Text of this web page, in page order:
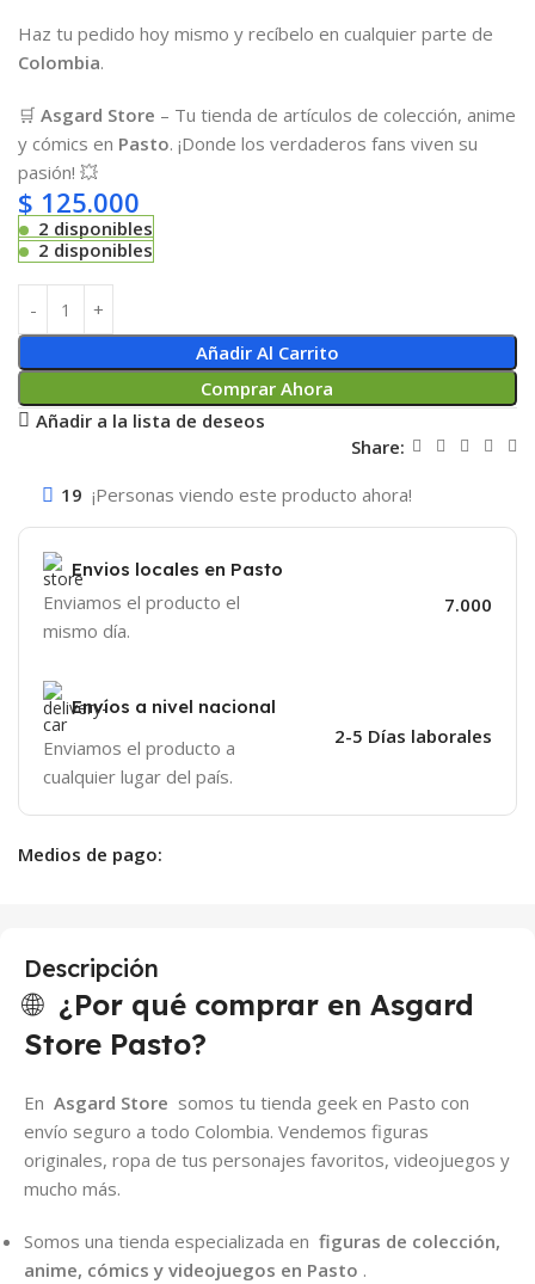
Haz tu pedido hoy mismo y recíbelo en cualquier parte de
Colombia.
🛒 Asgard Store – Tu tienda de artículos de colección, anime
y cómics en Pasto. ¡Donde los verdaderos fans viven su
pasión! 💥
$ 125.000
2 disponibles
2 disponibles
Añadir Al Carrito
Comprar Ahora
Añadir a la lista de deseos
Share:
19 ¡Personas viendo este producto ahora!
Envios locales en Pasto
Enviamos el producto el
mismo día.
7.000
Envíos a nivel nacional
Enviamos el producto a
cualquier lugar del país.
2-5 Días laborales
Medios de pago:
Descripción
🌐 ¿Por qué comprar en Asgard
Store Pasto?
En Asgard Store somos tu tienda geek en Pasto con
envío seguro a todo Colombia. Vendemos figuras
originales, ropa de tus personajes favoritos, videojuegos y
mucho más.
Somos una tienda especializada en figuras de colección,
anime, cómics y videojuegos en Pasto .